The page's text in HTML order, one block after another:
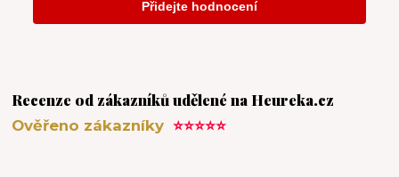
Recenze od zákazníků udělené na Heureka.cz
Ověřeno zákazníky⭐⭐⭐⭐⭐